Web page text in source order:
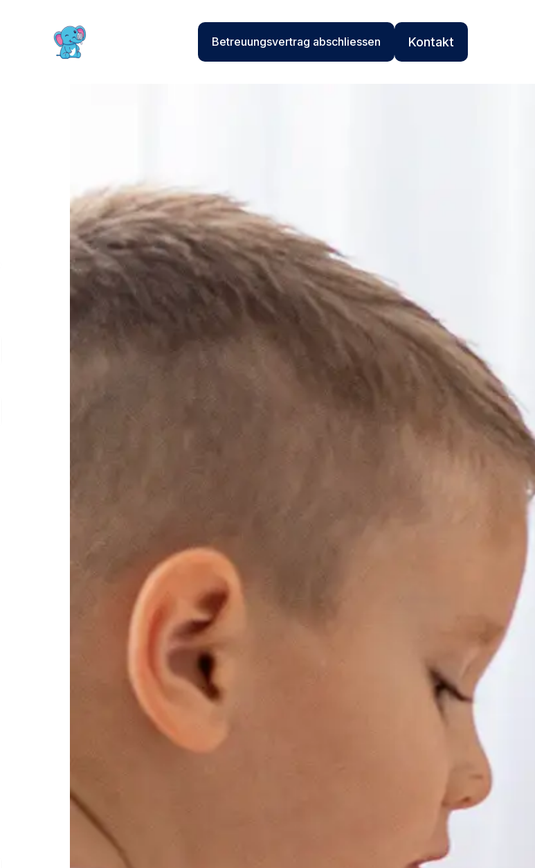
Betreuungsvertrag abschliessen Kontakt